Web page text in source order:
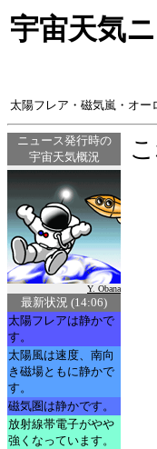
宇宙天気
太陽フレア・磁気嵐・オー
ニュース発行時の
宇宙天気概況
Y. Obana
最新状況 (14:06)
太陽フレアは静かで
す。
太陽風は速度、南向
き磁場ともに静かで
す。
磁気圏は静かです。
放射線帯電子がやや
強くなっています。